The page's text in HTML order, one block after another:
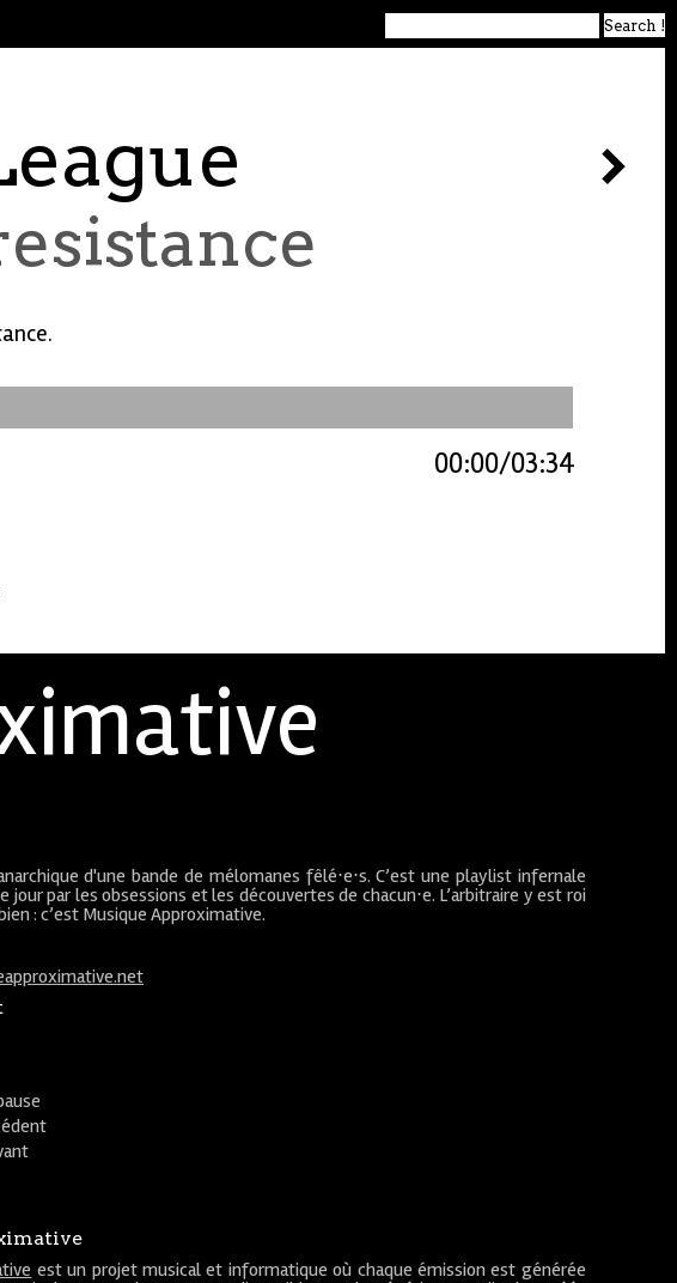
03:34
00:00
d'une bande de mélomanes fêlé⋅e⋅s. C’est une playlist infernale
jour par les obsessions et les découvertes de chacun⋅e. L’arbitraire y est roi
: c’est Musique Approximative.
est un projet musical et informatique où chaque émission est générée